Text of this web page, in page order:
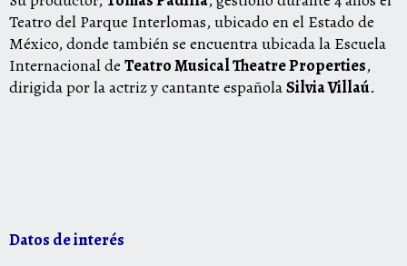
Teatro del Parque Interlomas, ubicado en el Estado de
México, donde también se encuentra ubicada la Escuela
Internacional de Teatro Musical Theatre Properties,
dirigida por la actriz y cantante españolaSilvia Villaú.
Datos de interés